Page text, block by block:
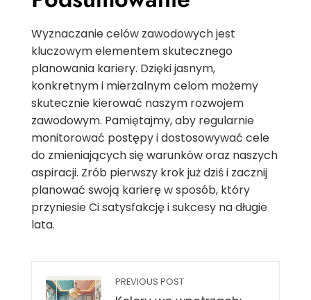
Wyznaczanie celów zawodowych jest
kluczowym elementem skutecznego
planowania kariery. Dzięki jasnym,
konkretnym i mierzalnym celom możemy
skutecznie kierować naszym rozwojem
zawodowym. Pamiętajmy, aby regularnie
monitorować postępy i dostosowywać cele
do zmieniających się warunków oraz naszych
aspiracji. Zrób pierwszy krok już dziś i zacznij
planować swoją karierę w sposób, który
przyniesie Ci satysfakcję i sukcesy na długie
lata.
PREVIOUS POST